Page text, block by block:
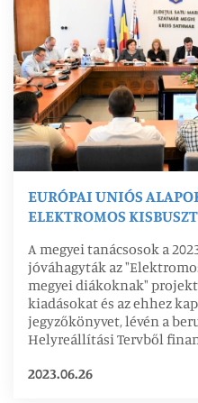
EURÓPAI UNIÓS
ELEKTROMOS KISBUSZT
A megyei tanácsosok a
jóváhagyták az
megyei diákoknak"
kiadásokat és az ehhez
jegyzőkönyvet, lévén a
Helyreállítási Tervből
2023.06.26